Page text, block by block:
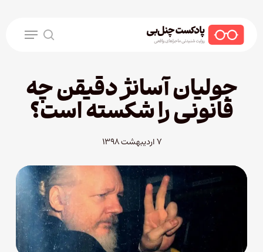
search
Menu
جولیان آسانژ دقیقن چه
قانونی را شکسته است؟
۷ اردیبهشت ۱۳۹۸